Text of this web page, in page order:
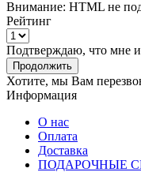
Внимание: HTML не
Рейтинг
Подтверждаю, что мне
Продолжить
Хотите, мы Вам
Информация
О нас
Оплата
Доставка
ПОДАРОЧНЫЕ